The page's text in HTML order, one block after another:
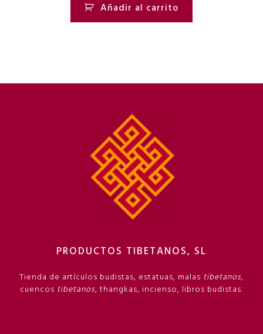
Añadir al carrito
PRODUCTOS TIBETANOS, SL
Tienda de artículos budistas, estatuas, malas tibetanos,
cuencos tibetanos, thangkas, incienso, libros budistas.